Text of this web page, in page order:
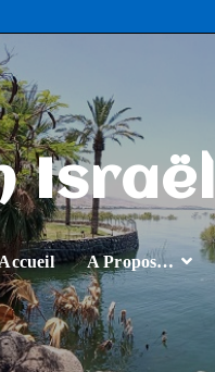
Israël
Accueil A Propos…